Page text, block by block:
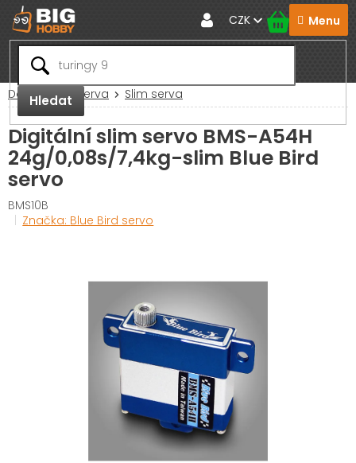
Přejít
na
obsah
Hledat
CZK
Domů RC Serva Slim serva
Digitální slim servo BMS-A54H
24g/0,08s/7,4kg-slim Blue Bird
servo
BMS10B
Značka: Blue Bird servo